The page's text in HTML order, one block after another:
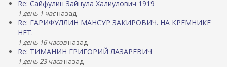
Re: Сайфулин Зайнула Халиулович 1919
1 день 1 часназад
Re: ГАРИФУЛЛИН МАНСУР ЗАКИРОВИЧ. НА КРЕМНИКЕ
НЕТ.
1 день 16 часовназад
Re: ТИМАНИН ГРИГОРИЙ ЛАЗАРЕВИЧ
1 день 23 часаназад